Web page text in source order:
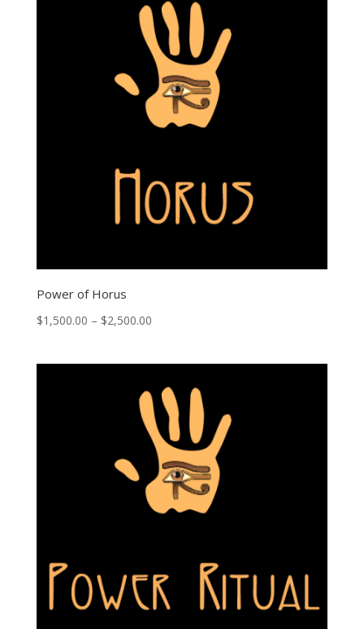
$3,100.00
Power of Horus
$1,500.00 – $2,500.00Price
$2,500.00